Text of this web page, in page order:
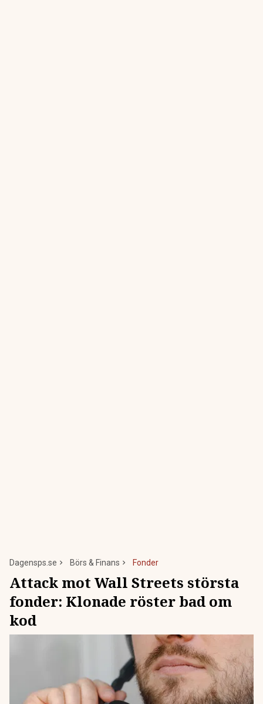
Dagensps.se Börs & Finans Fonder
Attack mot Wall Streets största
fonder: Klonade röster bad om
kod